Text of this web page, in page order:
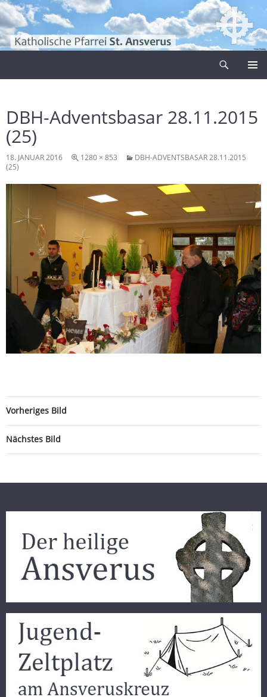
Zum
Inhalt
springen
DBH-Adventsbasar 28.11.2015
(25)
18. JANUAR 2016 1280 × 853
DBH-ADVENTSBASAR 28.11.2015
(25)
Vorheriges Bild
Nächstes Bild